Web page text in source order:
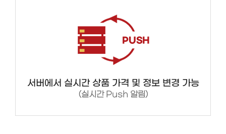
서버에서 실시간 상품 가격 및 정보 변경 가능
(실시간 Push 알림)